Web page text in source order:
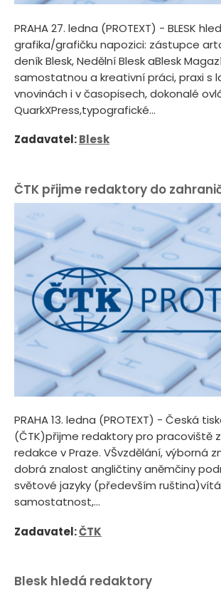
PRAHA 27. ledna (PROTEXT) - BLESK
grafika/grafičku napozici: zástupce
deník Blesk, Nedělní Blesk aBlesk
samostatnou a kreativní práci, praxi s
vnovinách i v časopisech, dokonalé
QuarkXPress,typografické...
Zadavatel:Blesk
ČTK přijme redaktory do
PRAHA 13. ledna (PROTEXT) - Česká
(ČTK)přijme redaktory pro pracoviště
redakce v Praze. VŠvzdělání, výborná
dobrá znalost angličtiny aněmčiny
světové jazyky (především
samostatnost,...
Zadavatel:ČTK
Blesk hledá redaktory